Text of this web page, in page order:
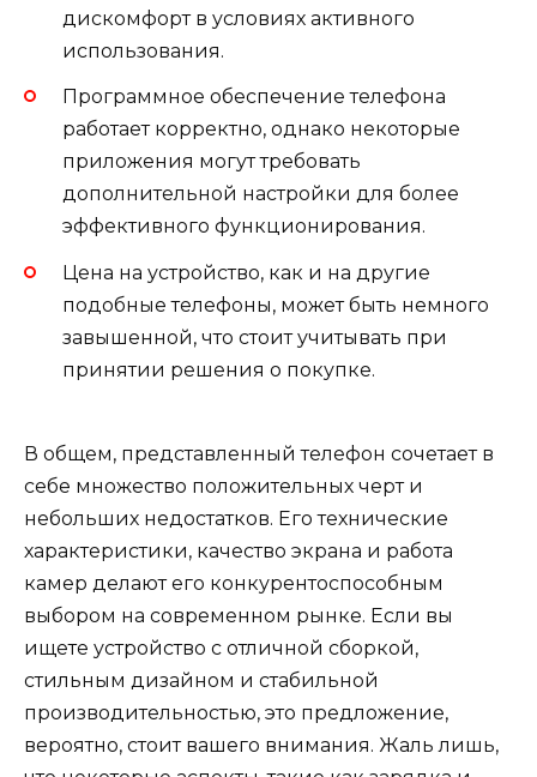
дискомфорт в условиях активного
использования.
Программное обеспечение телефона
работает корректно, однако некоторые
приложения могут требовать
дополнительной настройки для более
эффективного функционирования.
Цена на устройство, как и на другие
подобные телефоны, может быть немного
завышенной, что стоит учитывать при
принятии решения о покупке.
В общем, представленный телефон сочетает в
себе множество положительных черт и
небольших недостатков. Его технические
характеристики, качество экрана и работа
камер делают его конкурентоспособным
выбором на современном рынке. Если вы
ищете устройство с отличной сборкой,
стильным дизайном и стабильной
производительностью, это предложение,
вероятно, стоит вашего внимания. Жаль лишь,